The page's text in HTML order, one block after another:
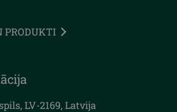
PRODUKTI
LV-2169, Latvija